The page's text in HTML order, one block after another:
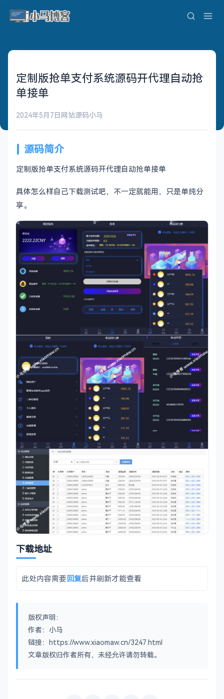
定制版抢单支付系统源码开代理自动抢
单接单
2024年5月7日 网站源码小马
源码简介
定制版抢单支付系统源码开代理自动抢单接单
具体怎么样自己下载测试吧，不一定就能用，只是单纯分
享。
下载地址
此处内容需要回复后并刷新才能查看
版权声明：
作者：小马
链接：https://www.xiaomaw.cn/3247.html
文章版权归作者所有，未经允许请勿转载。